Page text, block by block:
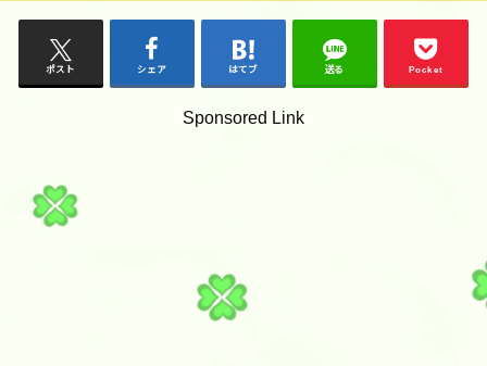
ポスト シェア はてブ 送る Pocket
Sponsored Link